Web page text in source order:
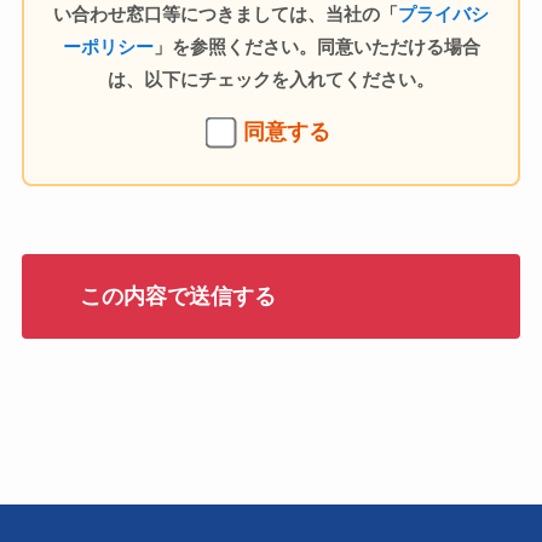
い合わせ窓口等につきましては、当社の「プライバシ
ーポリシー」を参照ください。同意いただける場合
は、以下にチェックを入れてください。
同意する